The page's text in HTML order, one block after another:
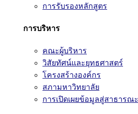
การรับรองหลักสูตร
การบริหาร
คณะผู้บริหาร
วิสัยทัศน์และยุทธศาสตร์
โครงสร้างองค์กร
สภามหาวิทยาลัย
การเปิดเผยข้อมูลสู่สาธารณะ